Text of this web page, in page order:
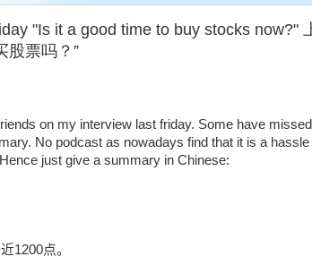
"Is it a good time to buy stocks now?"
股票吗？”
on my interview last friday. Some have
No podcast as nowadays find that it is a hassle
just give a summary in Chinese:
1200点。